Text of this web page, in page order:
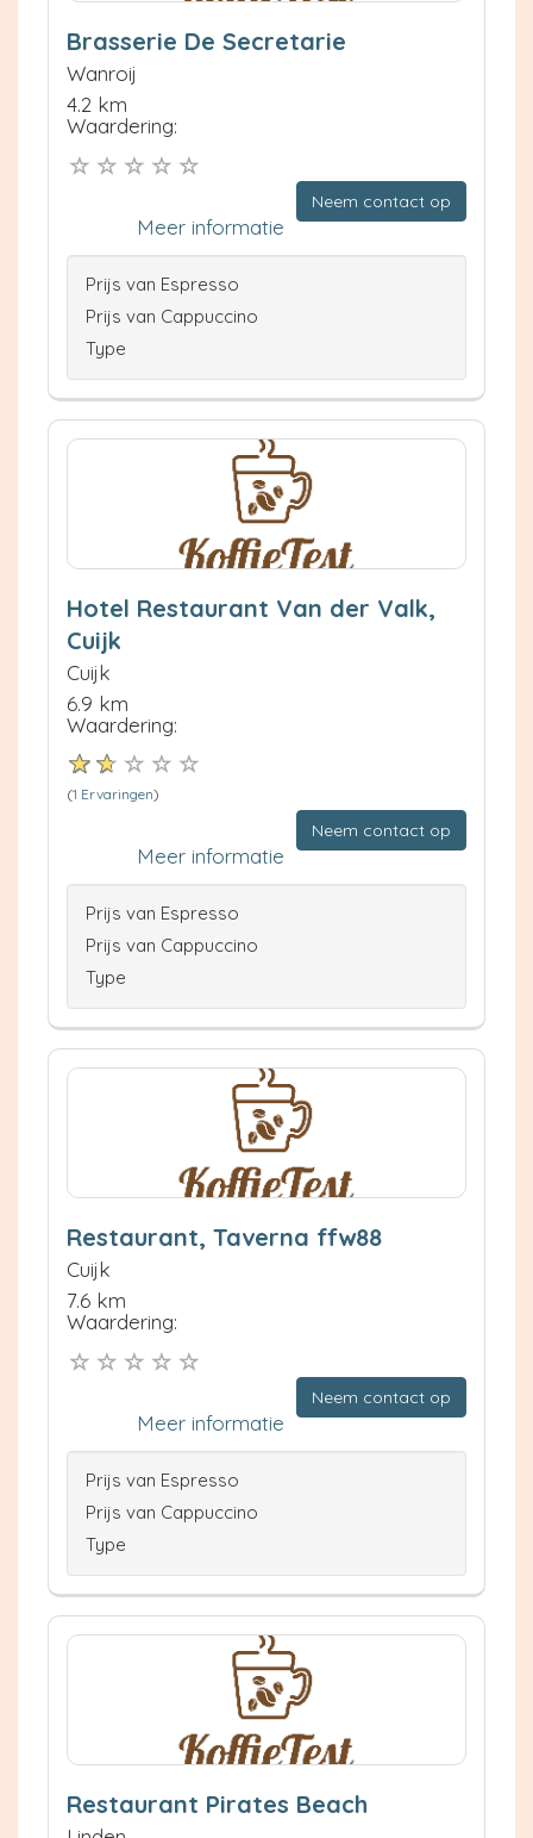
Brasserie De Secretarie
Wanroij
4.2 km
Waardering:
Neem contact op
Meer informatie
Prijs van Espresso
Prijs van Cappuccino
Type
Hotel Restaurant Van der Valk,
Cuijk
Cuijk
6.9 km
Waardering:
(1 Ervaringen)
Neem contact op
Meer informatie
Prijs van Espresso
Prijs van Cappuccino
Type
Restaurant, Taverna ffw88
Cuijk
7.6 km
Waardering:
Neem contact op
Meer informatie
Prijs van Espresso
Prijs van Cappuccino
Type
Restaurant Pirates Beach